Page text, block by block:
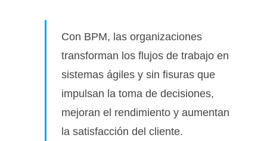
Con BPM, las organizaciones
transforman los flujos de trabajo en
sistemas ágiles y sin fisuras que
impulsan la toma de decisiones,
mejoran el rendimiento y aumentan
la satisfacción del cliente.